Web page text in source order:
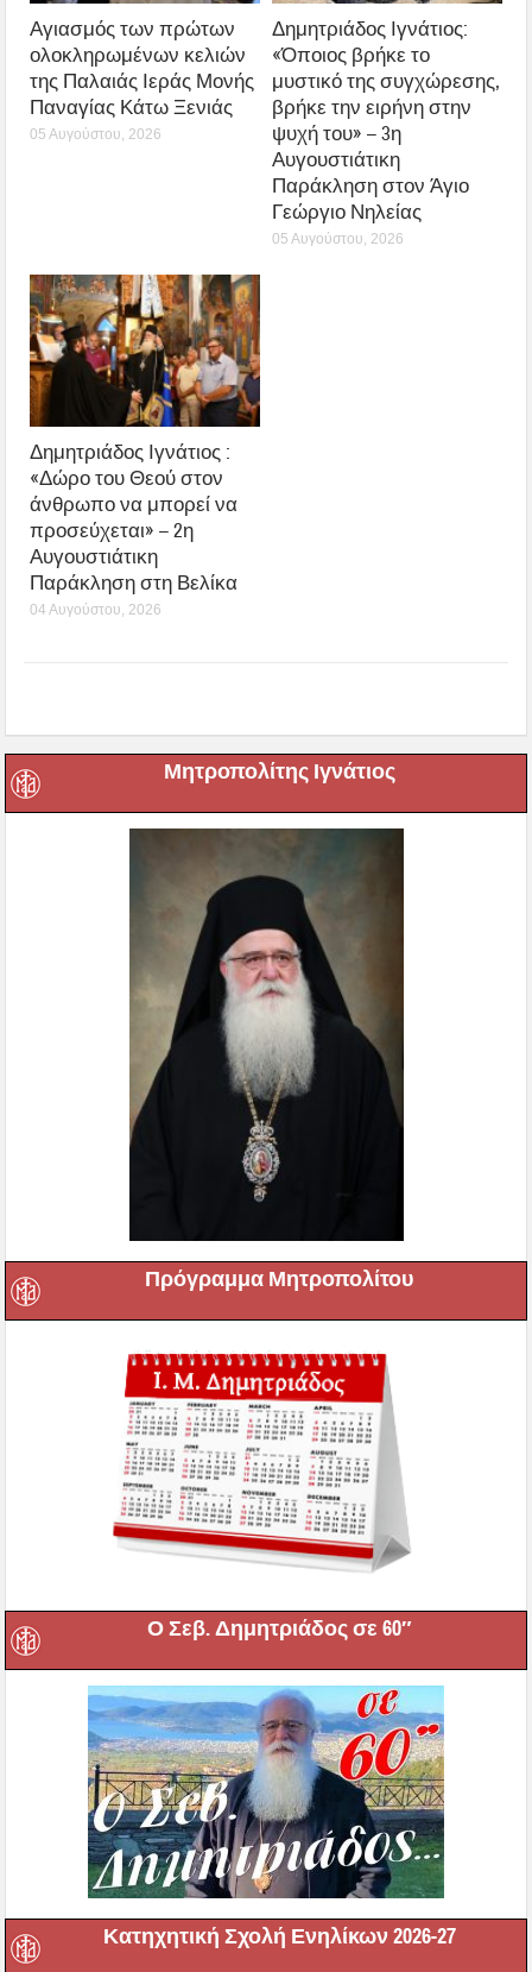
Αγιασμός των πρώτων
ολοκληρωμένων κελιών
της Παλαιάς Ιεράς Μονής
Παναγίας Κάτω Ξενιάς
05 Αυγούστου, 2026
Δημητριάδος Ιγνάτιος:
«Όποιος βρήκε το
μυστικό της συγχώρεσης,
βρήκε την ειρήνη στην
ψυχή του» – 3η
Αυγουστιάτικη
Παράκληση στον Άγιο
Γεώργιο Νηλείας
05 Αυγούστου, 2026
Δημητριάδος Ιγνάτιος :
«Δώρο του Θεού στον
άνθρωπο να μπορεί να
προσεύχεται» – 2η
Αυγουστιάτικη
Παράκληση στη Βελίκα
04 Αυγούστου, 2026
Μητροπολίτης Ιγνάτιος
Πρόγραμμα Μητροπολίτου
Ο Σεβ. Δημητριάδος σε 60″
Κατηχητική Σχολή Ενηλίκων 2026-27